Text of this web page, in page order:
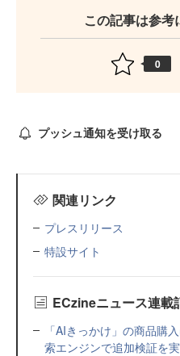
この記事は参考
0
プッシュ通知を受け取る
関連リンク
プレスリリース
特設サイト
ECzineニュース連載
「AIきっかけ」の商品購
索エンジンで追加検証を